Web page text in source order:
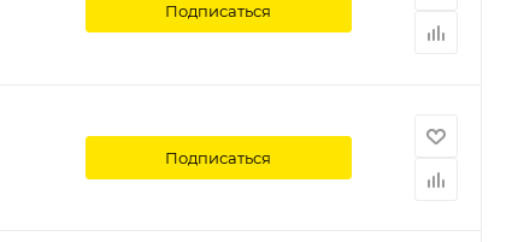
Подписаться
Подписаться